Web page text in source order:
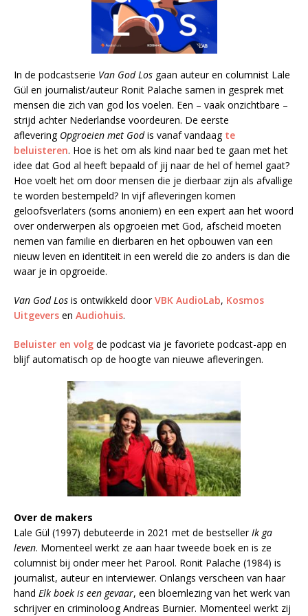
In de podcastserie Van God Los gaan auteur en columnist Lale
Gül en journalist/auteur Ronit Palache samen in gesprek met
mensen die zich van god los voelen. Een – vaak onzichtbare –
strijd achter Nederlandse voordeuren. De eerste
aflevering Opgroeien met Godis vanaf vandaag te
beluisteren. Hoe is het om als kind naar bed te gaan met het
idee dat God al heeft bepaald of jij naar de hel of hemel gaat?
Hoe voelt het om door mensen die je dierbaar zijn als afvallige
te worden bestempeld? In vijf afleveringen komen
geloofsverlaters (soms anoniem) en een expert aan het woord
over onderwerpen als opgroeien met God, afscheid moeten
nemen van familie en dierbaren en het opbouwen van een
nieuw leven en identiteit in een wereld die zo anders is dan die
waar je in opgroeide.
Van God Los is ontwikkeld doorVBK AudioLab, Kosmos
Uitgevers en Audiohuis.
Beluister en volg de podcast via je favoriete podcast-app en
blijf automatisch op de hoogte van nieuwe afleveringen.
Over de makers
Lale Gül (1997) debuteerde in 2021 met de bestsellerIk ga
leven. Momenteel werkt ze aan haar tweede boek en is ze
columnist bij onder meer het Parool. Ronit Palache (1984) is
journalist, auteur en interviewer. Onlangs verscheen van haar
hand Elk boek is een gevaar, een bloemlezing van het werk van
schrijver en criminoloog Andreas Burnier. Momenteel werkt zij